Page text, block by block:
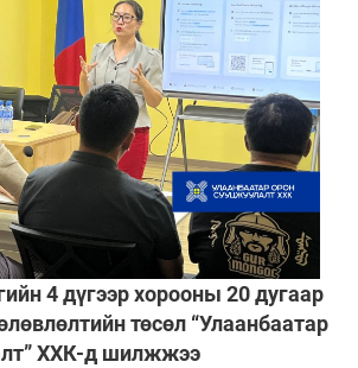
4 дүгээр хорооны 20 дугаар
төсөл “Улаанбаатар
ХХК-д шилжжээ